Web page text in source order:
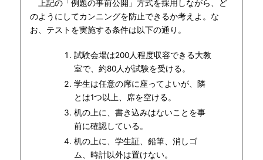
上記の「例題の事前公開」方式を採用しながら、ど
のようにしてカンニングを防止できるか考えよ。な
お、テストを実施する条件は以下の通り。
試験会場は200人程度収容できる大教
室で、約80人が試験を受ける。
学生は任意の席に座ってよいが、隣
とは1つ以上、席を空ける。
机の上に、書き込みはないことを事
前に確認している。
机の上に、学生証、鉛筆、消しゴ
ム、時計以外は置けない。